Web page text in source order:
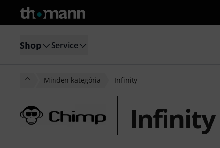
Shop Service
Minden kategória Infinity
Infinity